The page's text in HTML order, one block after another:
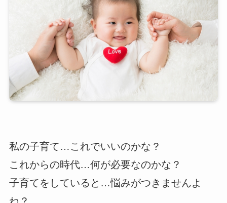
私の子育て…これでいいのかな？
これからの時代…何が必要なのかな？
子育てをしていると…悩みがつきませんよ